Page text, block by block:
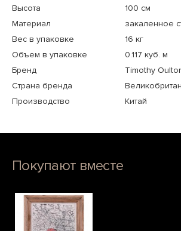
Высота
100 см
Материал
закаленное
Вес в упаковке
16 кг
Объем в упаковке
0.117 куб. м
Бренд
Timothy
Страна бренда
Производство
Китай
Покупают вместе